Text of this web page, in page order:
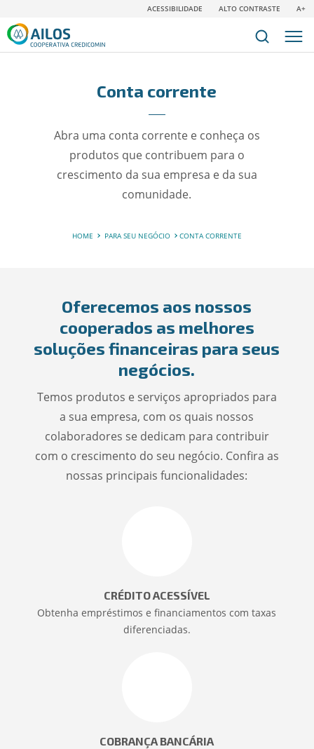
ACESSIBILIDADE ALTO CONTRASTE A+
Conta corrente
Abra uma conta corrente e conheça os
produtos que contribuem para o
crescimento da sua empresa e da sua
comunidade.
HOME PARA SEU NEGÓCIO CONTA CORRENTE
Oferecemos aos nossos
cooperados as melhores
soluções financeiras para seus
negócios.
Temos produtos e serviços apropriados para
a sua empresa, com os quais nossos
colaboradores se dedicam para contribuir
com o crescimento do seu negócio. Confira as
nossas principais funcionalidades:
CRÉDITO ACESSÍVEL
Obtenha empréstimos e financiamentos com taxas
diferenciadas.
COBRANÇA BANCÁRIA